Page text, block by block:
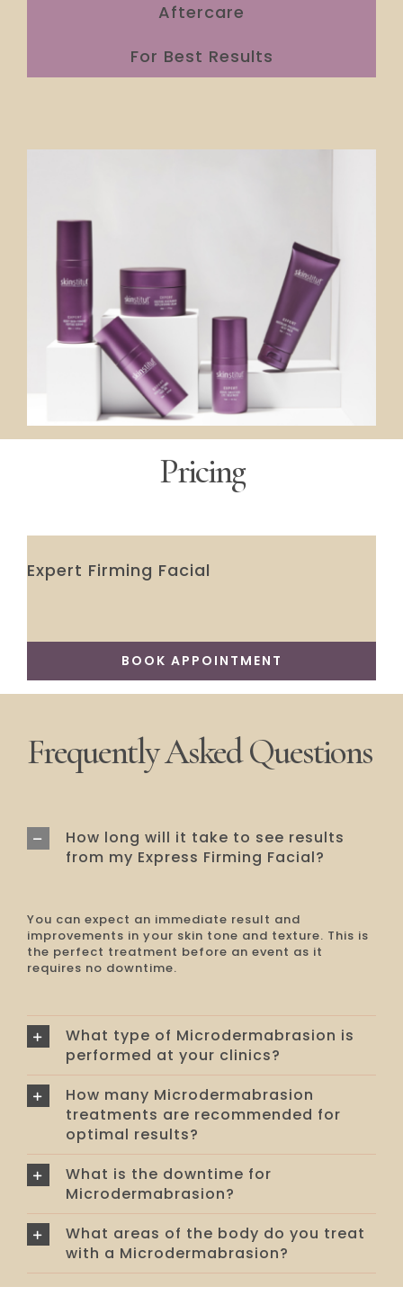
Aftercare
For Best Results
Pricing
Expert Firming Facial
BOOK APPOINTMENT
Frequently Asked Questions
How long will it take to see results
from my Express Firming Facial?
You can expect an immediate result and
improvements in your skin tone and texture. This is
the perfect treatment before an event as it
requires no downtime.
What type of Microdermabrasion is
performed at your clinics?
How many Microdermabrasion
treatments are recommended for
optimal results?
What is the downtime for
Microdermabrasion?
What areas of the body do you treat
with a Microdermabrasion?